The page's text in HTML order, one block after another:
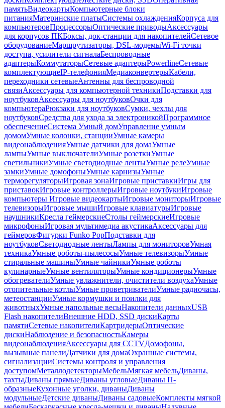
памятьВидеокартыКомпьютерные блоки
питанияМатеринские платыСистемы охлажденияКорпуса для
компьютеровПроцессорыОптические приводыАксессуары
для корпусов ПКБоксы, док-станции для накопителейСетевое
оборудованиеМаршрутизаторы, DSL-модемыWi-Fi точки
доступа, усилители сигналаБеспроводные
адаптерыКоммутаторыСетевые адаптерыPowerlineСетевые
комплектующиеIP-телефонияМедиаконвертерыКабели,
переходники сетевыеАнтенны для беспроводной
связиАксессуары для компьютерной техникиПодставки для
ноутбуковАксессуары для ноутбуковОчки для
компьютераРюкзаки для ноутбуковСумки, чехлы для
ноутбуковСредства для ухода за электроникойПрограммное
обеспечениеСистема Умный домУправление умным
домомУмные колонки, станцииУмные камеры
видеонаблюденияУмные датчики для домаУмные
лампыУмные выключателиУмные розеткиУмные
светильникиУмные светодиодные лентыУмные релеУмные
замкиУмные домофоныУмные карнизыУмные
терморегуляторыИгровая зонаИгровые приставкиИгры для
приставокИгровые контроллерыИгровые ноутбукиИгровые
компьютеры Игровые видеокартыИгровые мониторыИгровые
телевизорыИгровые мышиИгровые клавиатурыИгровые
наушникиКресла геймерскиеСтолы геймерскиеИгровые
микрофоныИгровая мультимедиа акустикаАксессуары для
геймеровФигурки Funko PopПодставки для
ноутбуковСветодиодные лентыЛампы для мониторовУмная
техникаУмные роботы-пылесосыУмные телевизорыУмные
стиральные машиныУмные чайникиУмные роботы
кулинарныеУмные вентиляторыУмные кондиционерыУмные
обогревателиУмные увлажнители, очистители воздухаУмные
отопительные котлыУмные проветривателиУмные радиочасы,
метеостанцииУмные кормушки и поилки для
животныхУмные напольные весыНакопители данныхUSB
Flash накопителиВнешние HDD, SSD дискиКарты
памятиСетевые накопителиКартридерыОптические
дискиНаблюдение и безопасностьКамеры
видеонаблюденияАксессуары для CCTVДомофоны,
вызывные панелиДатчики для домаОхранные системы,
сигнализацииСистемы контроля и управления
доступомМеталлодетекторыМебельМягкая мебельДиваны,
тахтыДиваны прямыеДиваны угловыеДиваны П-
образныеКухонные уголки, диваныДиваны
модульныеДетские диваныДиваны садовыеКомплекты мягкой